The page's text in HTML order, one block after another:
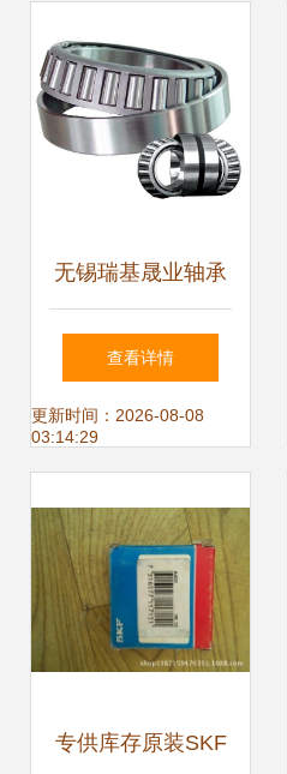
无锡瑞基晟业轴承
贸易 以高品质轴承
赋能工业未来
查看详情
更新时间：2026-08-08
03:14:29
专供库存原装SKF